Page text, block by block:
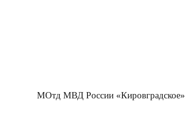
МОтд МВД России «Кировградское»